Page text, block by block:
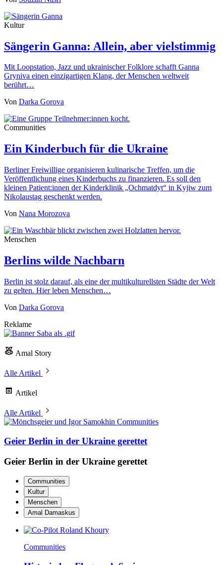
Kultur
Sängerin Ganna: Allein, aber vielstimmig
Mit Loopstation, Jazz und ukrainischer Folklore schafft Ganna
Gryniva einen einzigartigen Klang, der Menschen weltweit
berührt…
Von Darka Gorova
Communities
Ein Kinderbuch für die Ukraine
Berliner Freiwillige organisieren kulinarische Treffen, um die
Veröffentlichung eines Kinderbuchs zu finanzieren. Es soll den
kleinen Patient:innen der Kinderklinik „Ochmatdyt“ in Kyjiw zum
Nikolaustag geschenkt werden.
Von Nana Morozova
Menschen
Berlins wilde Nachbarn
Berlin ist stolz darauf, als eine der multikulturellsten Städte der Welt
zu gelten. Hier leben Menschen…
Von Darka Gorova
Reklame
Amal Story
Alle Artikel
Artikel
Alle Artikel
Communities
Geier Berlin in der Ukraine gerettet
Geier Berlin in der Ukraine gerettet
Communities
Kultur
Menschen
Amal Damaskus
Communities